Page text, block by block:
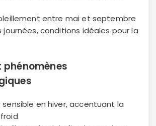
entre mai et septembre
journées, conditions idéales pour la
phénomènes
sensible en hiver, accentuant la